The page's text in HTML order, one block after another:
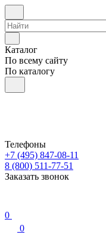
Каталог
По всему сайту
По каталогу
Телефоны
+7 (495) 847-08-11
8 (800) 511-77-51
Заказать звонок
0
0